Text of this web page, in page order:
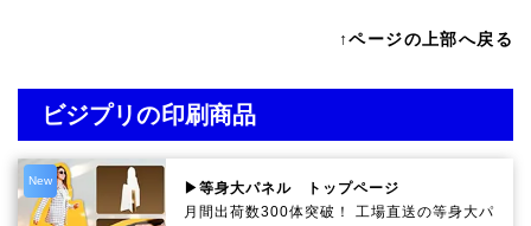
↑ページの上部へ戻る
ビジプリの印刷商品
New
▶等身大パネル トップページ
月間出荷数300体突破！ 工場直送の等身大パ